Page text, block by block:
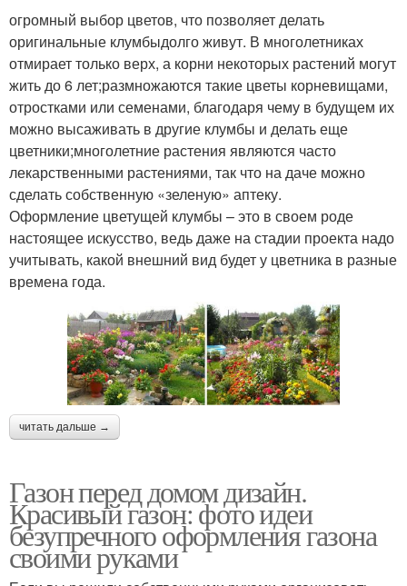
огромный выбор цветов, что позволяет делать
оригинальные клумбыдолго живут. В многолетниках
отмирает только верх, а корни некоторых растений могут
жить до 6 лет;размножаются такие цветы корневищами,
отростками или семенами, благодаря чему в будущем их
можно высаживать в другие клумбы и делать еще
цветники;многолетние растения являются часто
лекарственными растениями, так что на даче можно
сделать собственную «зеленую» аптеку.
Оформление цветущей клумбы – это в своем роде
настоящее искусство, ведь даже на стадии проекта надо
учитывать, какой внешний вид будет у цветника в разные
времена года.
читать дальше →
Газон перед домом дизайн.
Красивый газон: фото идеи
безупречного оформления газона
своими руками